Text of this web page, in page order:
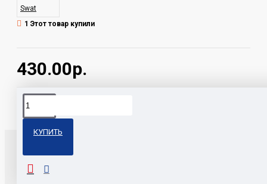
430.00р.
Swat
1 Этот товар купили
КУПИТЬ
Теги: